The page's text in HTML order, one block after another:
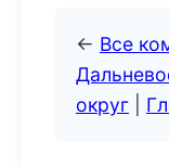
← Все
округ